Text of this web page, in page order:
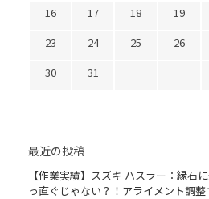
16
17 18 19
23
24 25 26
30
31
最近の投稿
【作業実績】スズキ ハスラー：縁石
っ直ぐじゃない？！アライメント調整